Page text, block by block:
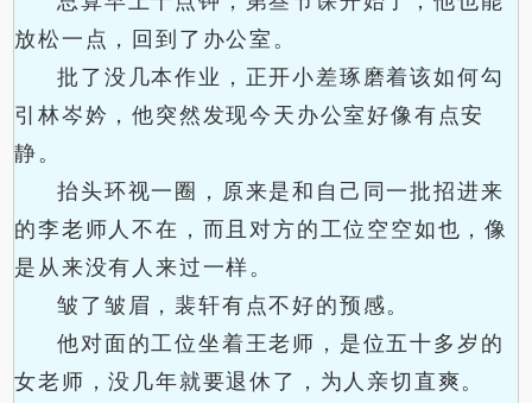
放松一点，回到了办公室。
批了没几本作业，正开小差琢磨着该如何勾
引林岑妗，他突然发现今天办公室好像有点安
静。
抬头环视一圈，原来是和自己同一批招进来
的李老师人不在，而且对方的工位空空如也，像
是从来没有人来过一样。
皱了皱眉，裴轩有点不好的预感。
他对面的工位坐着王老师，是位五十多岁的
女老师，没几年就要退休了，为人亲切直爽。